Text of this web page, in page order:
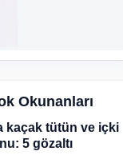
Okunanları
kaçak tütün ve içki
5 gözaltı